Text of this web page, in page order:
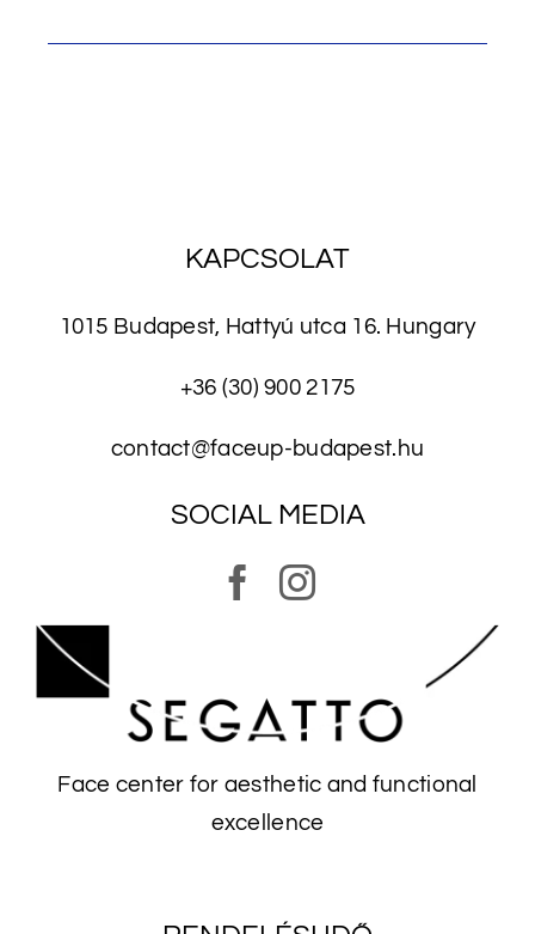
KAPCSOLAT
1015 Budapest, Hattyú utca 16. Hungary
+36 (30) 900 2175
contact@faceup-budapest.hu
SOCIAL MEDIA
Face center for aesthetic and functional
excellence